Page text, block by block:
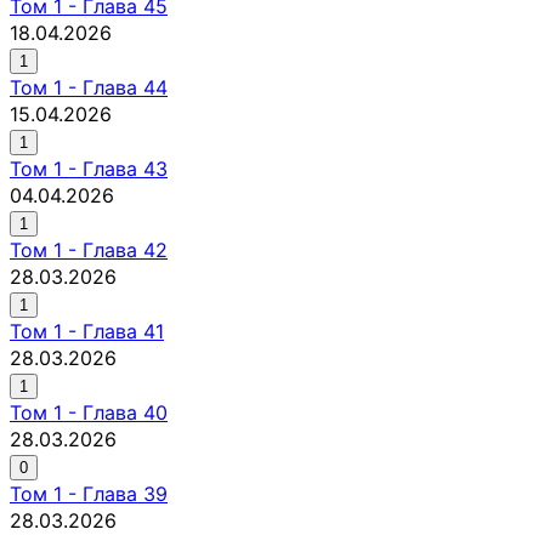
Том 1 - Глава 45
18.04.2026
1
Том 1 - Глава 44
15.04.2026
1
Том 1 - Глава 43
04.04.2026
1
Том 1 - Глава 42
28.03.2026
1
Том 1 - Глава 41
28.03.2026
1
Том 1 - Глава 40
28.03.2026
0
Том 1 - Глава 39
28.03.2026